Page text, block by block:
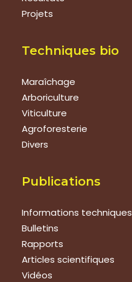
Projets
Techniques bio
Maraîchage
Arboriculture
Viticulture
Agroforesterie
Divers
Publications
Informations techniques
Bulletins
Rapports
Articles scientifiques
Vidéos